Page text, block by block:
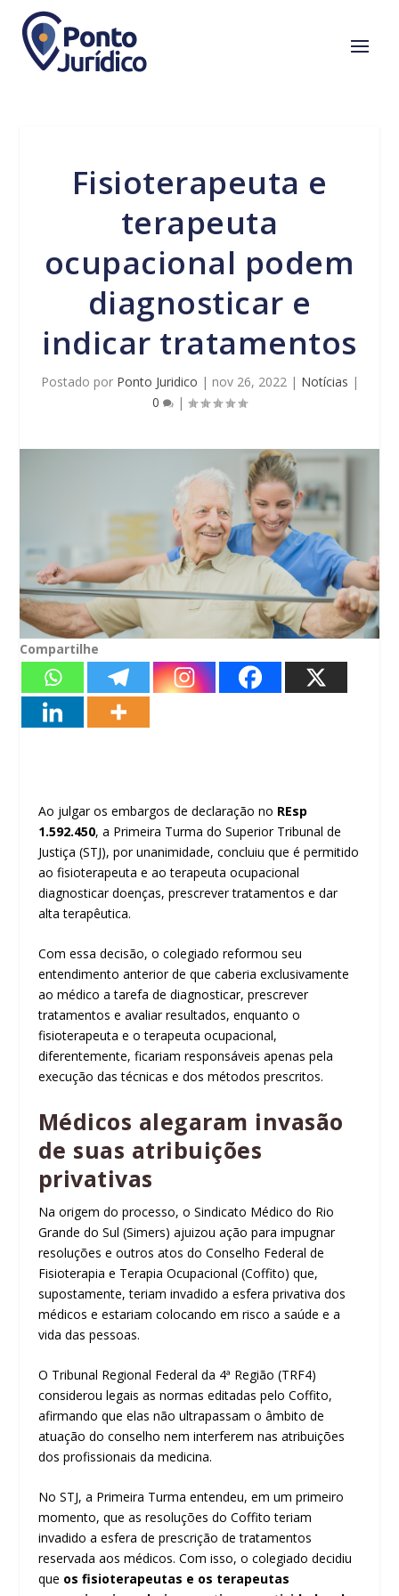
Fisioterapeuta e
terapeuta
ocupacional podem
diagnosticar e
indicar tratamentos
Postado por Ponto Juridico | nov 26, 2022| Notícias |
0
|
Compartilhe
​Ao julgar os embargos de declaração no REsp
1.592.450, a Primeira Turma do Superior Tribunal de
Justiça (STJ), por unanimidade, concluiu que é permitido
ao fisioterapeuta e ao terapeuta ocupacional
diagnosticar doenças, prescrever tratamentos e dar
alta terapêutica.
Com essa decisão, o colegiado reformou seu
entendimento anterior de que caberia exclusivamente
ao médico a tarefa de diagnosticar, prescrever
tratamentos e avaliar resultados, enquanto o
fisioterapeuta e o terapeuta ocupacional,
diferentemente, ficariam responsáveis apenas pela
execução das técnicas e dos métodos prescritos.
Médicos alegaram invasão
de suas atribuições
privativas
Na origem do processo, o Sindicato Médico do Rio
Grande do Sul (Simers) ajuizou ação para impugnar
resoluções e outros atos do Conselho Federal de
Fisioterapia e Terapia Ocupacional (Coffito) que,
supostamente, teriam invadido a esfera privativa dos
médicos e estariam colocando em risco a saúde e a
vida das pessoas.
O Tribunal Regional Federal da 4ª Região (TRF4)
considerou legais as normas editadas pelo Coffito,
afirmando que elas não ultrapassam o âmbito de
atuação do conselho nem interferem nas atribuições
dos profissionais da medicina.
No STJ, a Primeira Turma entendeu, em um primeiro
momento, que as resoluções do Coffito teriam
invadido a esfera de prescrição de tratamentos
reservada aos médicos. Com isso, o colegiado decidiu
que os fisioterapeutas e os terapeutas